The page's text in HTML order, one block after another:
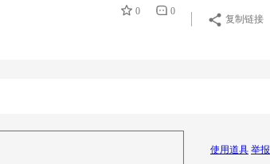
0 0
复制链接
使用道具 举报